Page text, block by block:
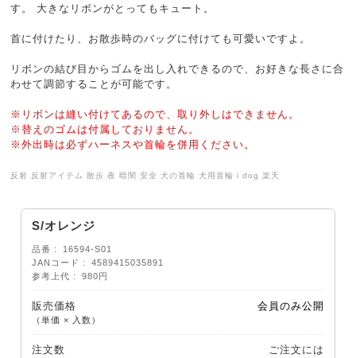
す。 大きなリボンがとってもキュート。
首に付けたり、お散歩時のバッグに付けても可愛いですよ。
リボンの結び目からゴムを出し入れできるので、お好きな長さに合
わせて調節することが可能です。
※リボンは縫い付けてあるので、取り外しはできません。
※替えのゴムは付属しておりません。
※外出時は必ずハーネスや首輪を併用ください。
反射 反射アイテム 散歩 夜 暗闇 安全 犬の首輪 犬用首輪 i dog 楽天
S/オレンジ
品番
16594-S01
JANコード
4589415035891
参考上代
980円
販売価格
（単価 × 入数）
会員のみ公開
注文数
ご注文には